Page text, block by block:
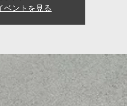
ベントを見る